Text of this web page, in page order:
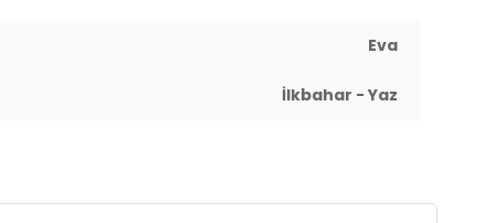
Eva
İlkbahar - Yaz